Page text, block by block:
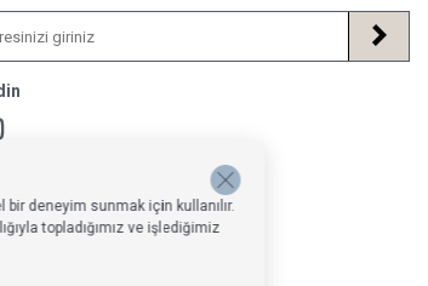
- 18:00
deneyim sunmak için kullanılır.
topladığımız ve işlediğimiz